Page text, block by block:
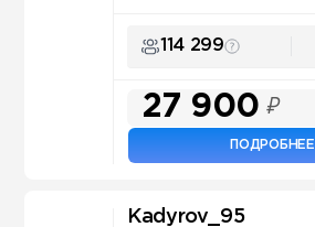
114 299
27 900 ₽
ПОДРОБНЕЕ
Kadyrov_95